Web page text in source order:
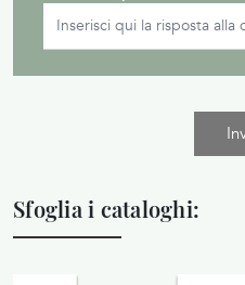
Sfoglia i cataloghi: